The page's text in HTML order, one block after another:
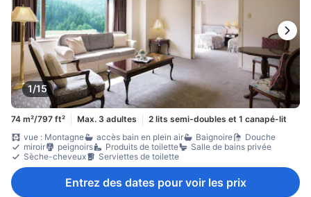
1/15
74 m²/797 ft² Max. 3 adultes
2 lits semi-doubles et 1 canapé-lit
vue : Montagne
accès bain en plein air Baignoire
Douche
miroir
peignoirs Produits de toilette
Salle de bains privée
Sèche-cheveux
Serviettes de toilette
Entrez des dates pour voir les prix